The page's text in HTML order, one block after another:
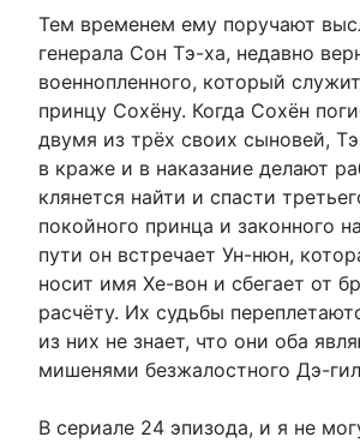
Тем временем ему поручают
генерала Сон Тэ-ха, недавно
военнопленного, который
принцу Сохёну. Когда Сохён
двумя из трёх своих сыновей,
в краже и в наказание делают
клянется найти и спасти
покойного принца и законного
пути он встречает Ун-нюн,
носит имя Хе-вон и сбегает от
расчёту. Их судьбы
из них не знает, что они оба
мишенями безжалостного Дэ-
В сериале 24 эпизода, и я не